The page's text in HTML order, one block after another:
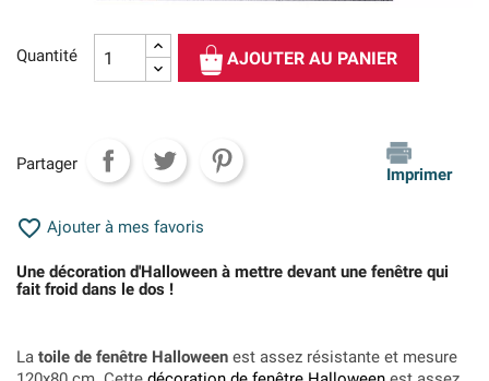
Quantité AJOUTER AU PANIER
Partager
Imprimer
 Ajouter à mes favoris
Une décoration d'Halloween à mettre devant une fenêtre qui
fait froid dans le dos !
La toile de fenêtre Halloween est assez résistante et mesure